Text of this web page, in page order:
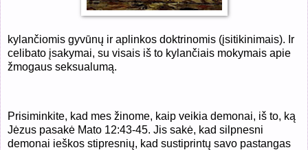
kylančiomis gyvūnų ir aplinkos doktrinomis (įsitikinimais). Ir
celibato įsakymai, su visais iš to kylančiais mokymais apie
žmogaus seksualumą.
Prisiminkite, kad mes žinome, kaip veikia demonai, iš to, ką
Jėzus pasakė Mato 12:43-45. Jis sakė, kad silpnesni
demonai ieškos stipresnių, kad sustiprintų savo pastangas